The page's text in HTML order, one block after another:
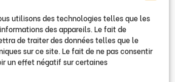
utilisons des technologies telles que les
des appareils. Le fait de
de traiter des données telles que le
sur ce site. Le fait de ne pas consentir
un effet négatif sur certaines